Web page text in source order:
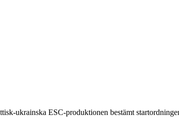
ukrainska ESC-produktionen bestämt